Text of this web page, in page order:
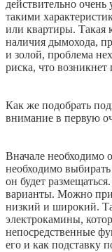
действительно
такими
или квартиры. Такая
наличия дымохода,
и золой, проблема
риска, что возникнет
Как же подобрать
внимание в первую
Вначале необходимо
необходимо
он будет
варианты. Можно
низкий и широкий.
электрокамины,
непосредственные
его и как подставку